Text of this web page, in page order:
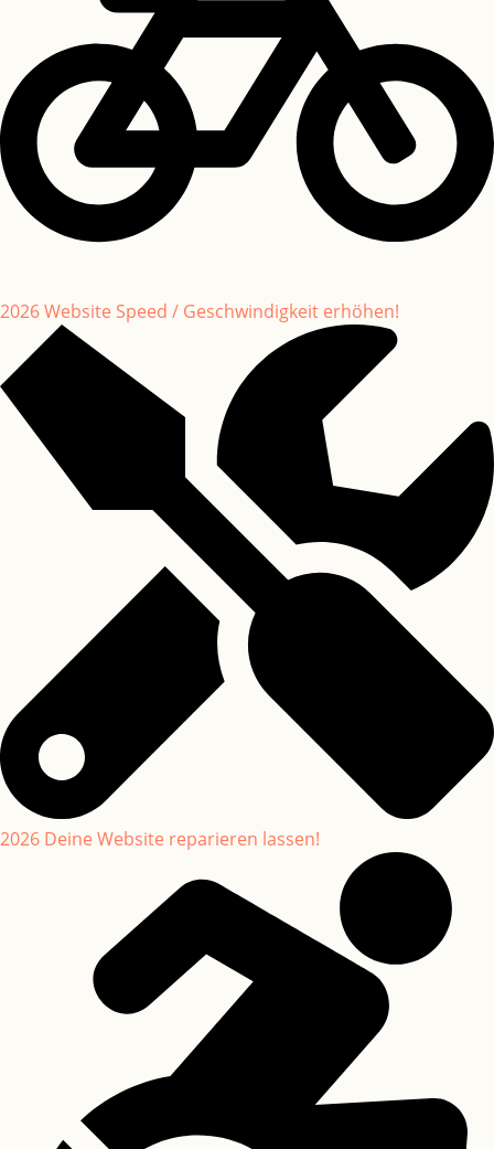
2026 Website Speed / Geschwindigkeit erhöhen!
2026 Deine Website reparieren lassen!